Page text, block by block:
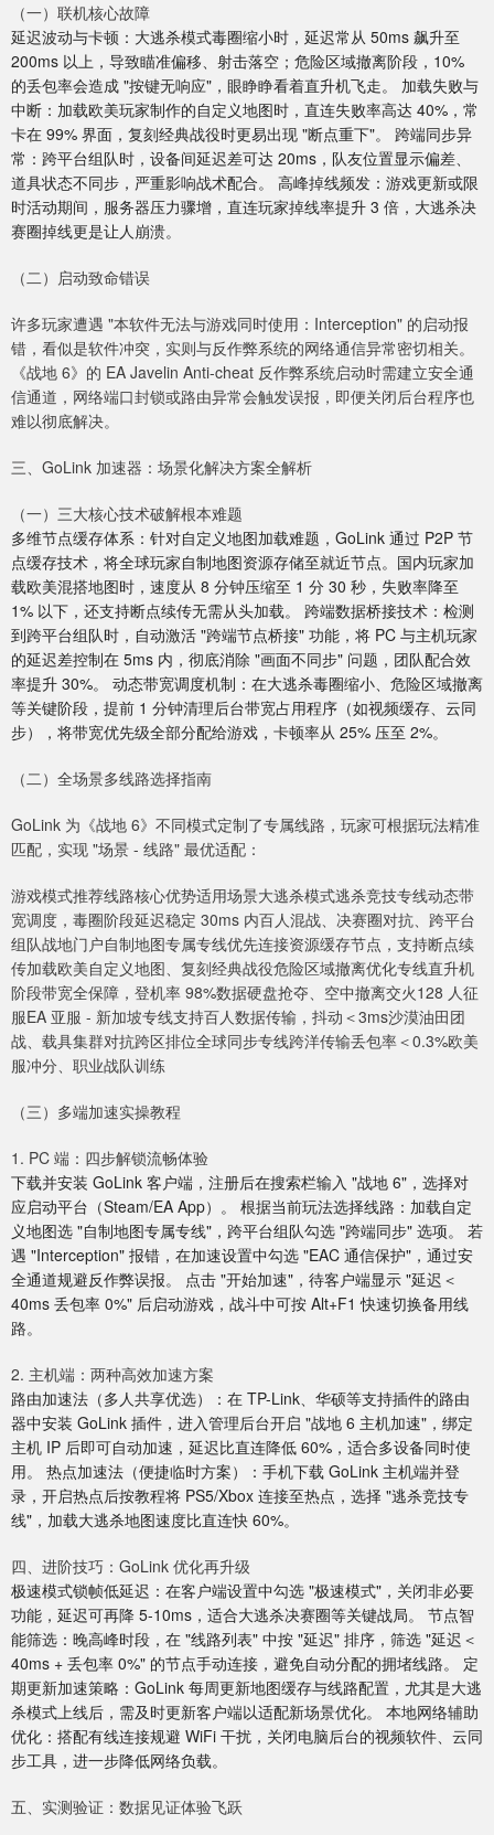
（一）联机核心故障
延迟波动与卡顿：大逃杀模式毒圈缩小时，延迟常从 50ms 飙升至
200ms 以上，导致瞄准偏移、射击落空；危险区域撤离阶段，10%
的丢包率会造成 "按键无响应"，眼睁睁看着直升机飞走。 加载失败与
中断：加载欧美玩家制作的自定义地图时，直连失败率高达 40%，常
卡在 99% 界面，复刻经典战役时更易出现 "断点重下"。 跨端同步异
常：跨平台组队时，设备间延迟差可达 20ms，队友位置显示偏差、
道具状态不同步，严重影响战术配合。 高峰掉线频发：游戏更新或限
时活动期间，服务器压力骤增，直连玩家掉线率提升 3 倍，大逃杀决
赛圈掉线更是让人崩溃。
（二）启动致命错误
许多玩家遭遇 "本软件无法与游戏同时使用：Interception" 的启动报
错，看似是软件冲突，实则与反作弊系统的网络通信异常密切相关。
《战地 6》的 EA Javelin Anti-cheat 反作弊系统启动时需建立安全通
信通道，网络端口封锁或路由异常会触发误报，即便关闭后台程序也
难以彻底解决。
三、GoLink 加速器：场景化解决方案全解析
（一）三大核心技术破解根本难题
多维节点缓存体系：针对自定义地图加载难题，GoLink 通过 P2P 节
点缓存技术，将全球玩家自制地图资源存储至就近节点。国内玩家加
载欧美混搭地图时，速度从 8 分钟压缩至 1 分 30 秒，失败率降至
1% 以下，还支持断点续传无需从头加载。 跨端数据桥接技术：检测
到跨平台组队时，自动激活 "跨端节点桥接" 功能，将 PC 与主机玩家
的延迟差控制在 5ms 内，彻底消除 "画面不同步" 问题，团队配合效
率提升 30%。 动态带宽调度机制：在大逃杀毒圈缩小、危险区域撤离
等关键阶段，提前 1 分钟清理后台带宽占用程序（如视频缓存、云同
步），将带宽优先级全部分配给游戏，卡顿率从 25% 压至 2%。
（二）全场景多线路选择指南
GoLink 为《战地 6》不同模式定制了专属线路，玩家可根据玩法精准
匹配，实现 "场景 - 线路" 最优适配：
游戏模式推荐线路核心优势适用场景大逃杀模式逃杀竞技专线动态带
宽调度，毒圈阶段延迟稳定 30ms 内百人混战、决赛圈对抗、跨平台
组队战地门户自制地图专属专线优先连接资源缓存节点，支持断点续
传加载欧美自定义地图、复刻经典战役危险区域撤离优化专线直升机
阶段带宽全保障，登机率 98%数据硬盘抢夺、空中撤离交火128 人征
服EA 亚服 - 新加坡专线支持百人数据传输，抖动＜3ms沙漠油田团
战、载具集群对抗跨区排位全球同步专线跨洋传输丢包率＜0.3%欧美
服冲分、职业战队训练
（三）多端加速实操教程
1. PC 端：四步解锁流畅体验
下载并安装 GoLink 客户端，注册后在搜索栏输入 "战地 6"，选择对
应启动平台（Steam/EA App）。 根据当前玩法选择线路：加载自定
义地图选 "自制地图专属专线"，跨平台组队勾选 "跨端同步" 选项。 若
遇 "Interception" 报错，在加速设置中勾选 "EAC 通信保护"，通过安
全通道规避反作弊误报。 点击 "开始加速"，待客户端显示 "延迟＜
40ms 丢包率 0%" 后启动游戏，战斗中可按 Alt+F1 快速切换备用线
路。
2. 主机端：两种高效加速方案
路由加速法（多人共享优选）：在 TP-Link、华硕等支持插件的路由
器中安装 GoLink 插件，进入管理后台开启 "战地 6 主机加速"，绑定
主机 IP 后即可自动加速，延迟比直连降低 60%，适合多设备同时使
用。 热点加速法（便捷临时方案）：手机下载 GoLink 主机端并登
录，开启热点后按教程将 PS5/Xbox 连接至热点，选择 "逃杀竞技专
线"，加载大逃杀地图速度比直连快 60%。
四、进阶技巧：GoLink 优化再升级
极速模式锁帧低延迟：在客户端设置中勾选 "极速模式"，关闭非必要
功能，延迟可再降 5-10ms，适合大逃杀决赛圈等关键战局。 节点智
能筛选：晚高峰时段，在 "线路列表" 中按 "延迟" 排序，筛选 "延迟＜
40ms + 丢包率 0%" 的节点手动连接，避免自动分配的拥堵线路。 定
期更新加速策略：GoLink 每周更新地图缓存与线路配置，尤其是大逃
杀模式上线后，需及时更新客户端以适配新场景优化。 本地网络辅助
优化：搭配有线连接规避 WiFi 干扰，关闭电脑后台的视频软件、云同
步工具，进一步降低网络负载。
五、实测验证：数据见证体验飞跃